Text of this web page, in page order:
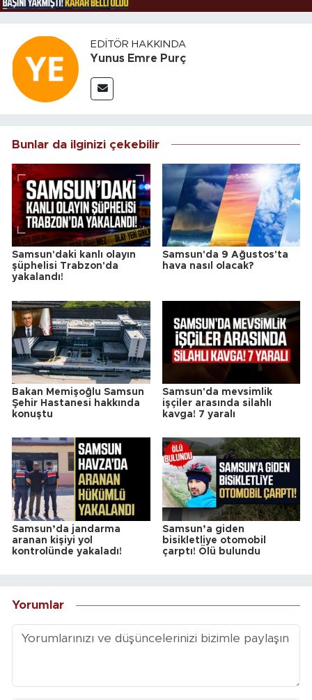
EDITÖR HAKKINDA
Yunus Emre Purç
Bunlar da ilginizi çekebilir
Samsun'daki kanlı olayın
şüphelisi Trabzon'da
yakalandı!
Samsun'da 9 Ağustos'ta
hava nasıl olacak?
Bakan Memişoğlu Samsun
Şehir Hastanesi hakkında
konuştu
Samsun'da mevsimlik
işçiler arasında silahlı
kavga! 7 yaralı
Samsun’da jandarma
aranan kişiyi yol
kontrolünde yakaladı!
Samsun’a giden
bisikletliye otomobil
çarptı! Ölü bulundu
Yorumlar